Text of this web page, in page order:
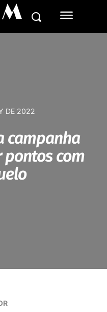
M
DE 2022
campanha
com